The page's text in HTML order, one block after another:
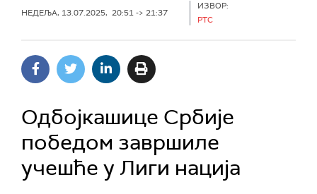
НЕДЕЉА, 13.07.2025, 20:51 -> 21:37
ИЗВОР:
РТС
Одбојкашице Србије
победом завршиле
учешће у Лиги нација